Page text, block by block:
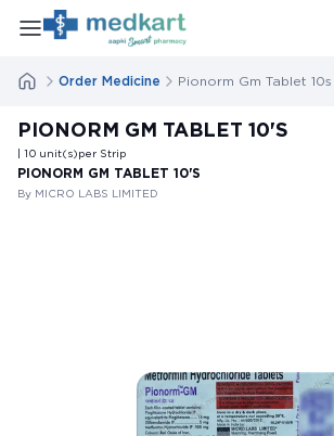
Order Medicine Pionorm Gm Tablet 10s
PIONORM GM TABLET 10'S
| 10 unit(s)per Strip
PIONORM GM TABLET 10'S
By MICRO LABS LIMITED